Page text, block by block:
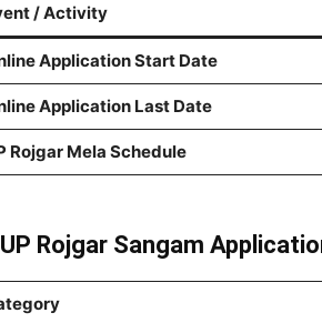
/ Activity
Application Start Date
Application Last Date
Rojgar Mela Schedule
Rojgar Sangam